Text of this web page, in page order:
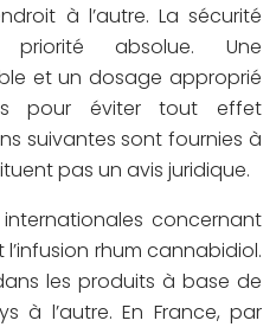
à l’autre. La sécurité
absolue. Une
et un dosage approprié
pour éviter tout effet
suivantes sont fournies à
pas un avis juridique.
concernant
rhum cannabidiol.
les produits à base de
à l’autre. En France, par